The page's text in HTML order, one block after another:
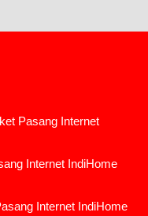
Pasang Internet
Internet IndiHome
Internet IndiHome